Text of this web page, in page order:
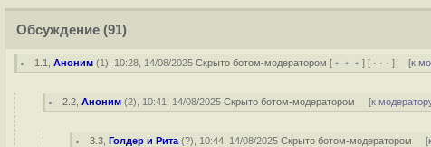
Обсуждение (91)
1.1 ,Аноним (1), 10:28, 14/08/2025Скрыто ботом-модератором [ ﹢﹢﹢] [ · · ·] [к
2.2 ,Аноним (2), 10:41, 14/08/2025Скрыто ботом-модератором [к
3.3 ,Голдер и Рита (?), 10:44, 14/08/2025Скрыто ботом-модератором [